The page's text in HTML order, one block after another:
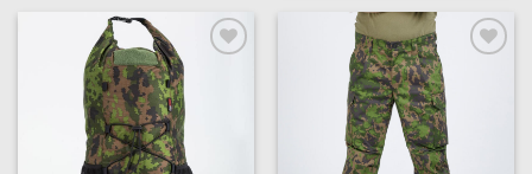
tuotteella
on
useampi
muunnelma.
Voit
tehdä
valinnat